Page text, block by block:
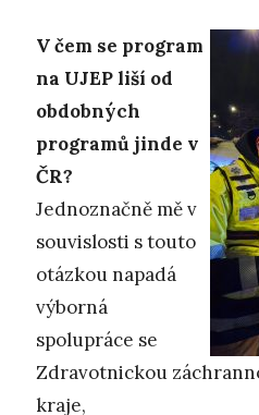
V čem se program
na UJEP liší od
obdobných
programů jinde v
ČR?
Jednoznačně mě v
souvislosti s touto
otázkou napadá
výborná
spolupráce se
Zdravotnickou
kraje,